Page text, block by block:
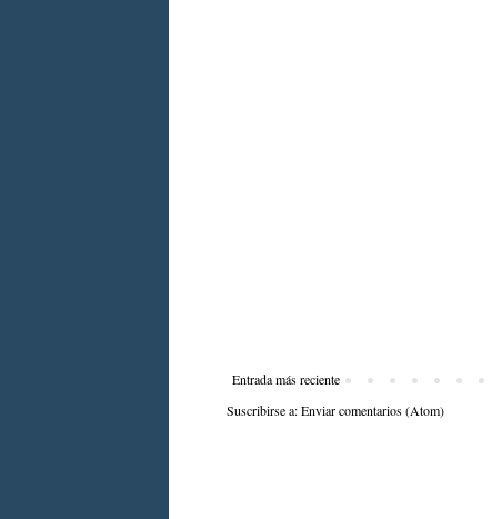
Entrada más reciente
Suscribirse a:Enviar comentarios (Atom)